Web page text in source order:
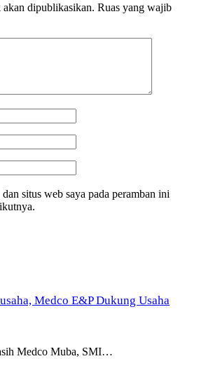
dipublikasikan. Ruas yang wajib
situs web saya pada peramban ini
Medco E&P Dukung Usaha
Medco Muba, SMI…